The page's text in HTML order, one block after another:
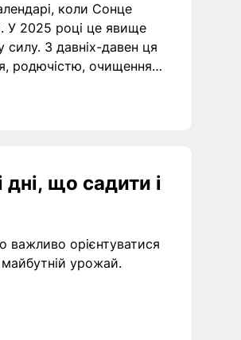
коли Сонце
У 2025 році це явище
силу. З давніх-давен ця
родючістю, очищенням
що садити і
важливо орієнтуватися
урожай.